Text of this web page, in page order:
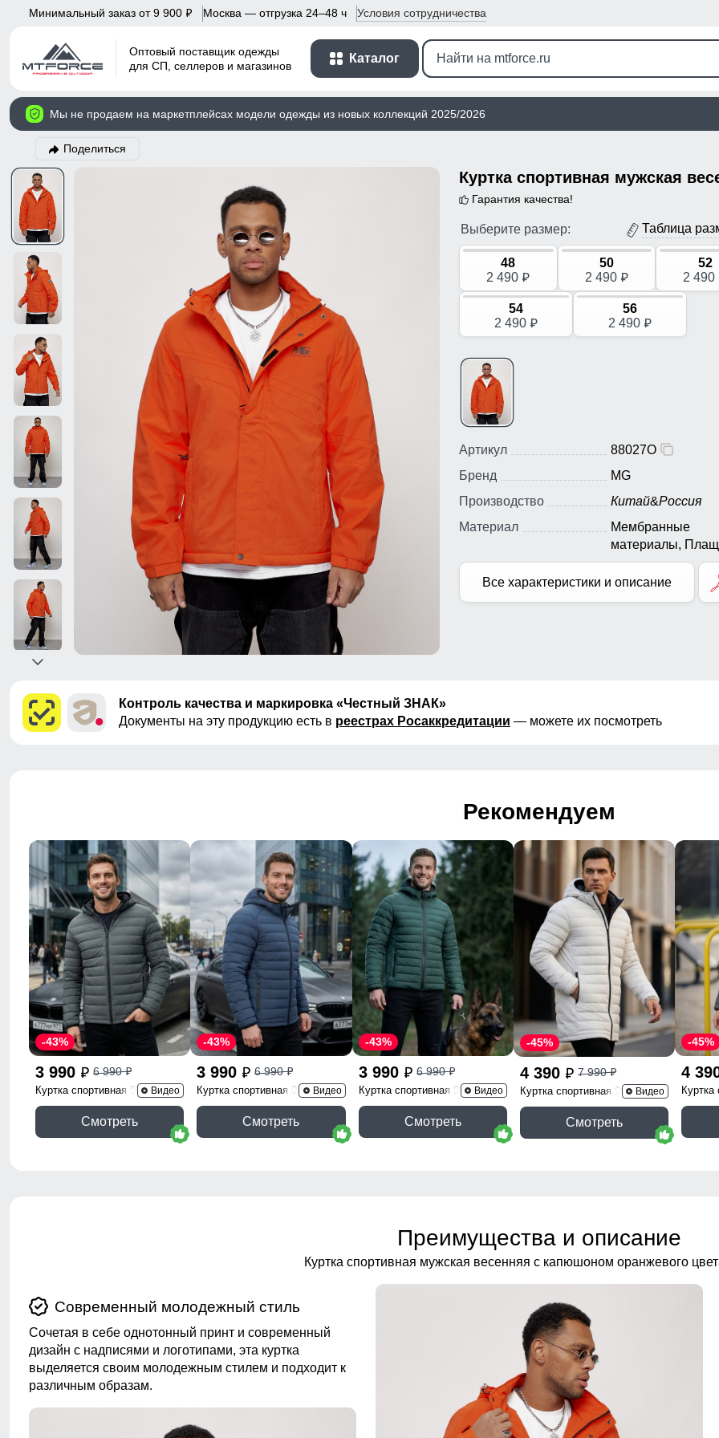
Минимальный заказ от 9 900 p Москва — отгрузка 24–48 ч Условия сотрудничества
Оптовый поставщик одежды
для СП, селлеров и магазинов
Каталог
Мы не продаем на маркетплейсах модели одежды из новых коллекций 2025/2026
Поделиться
Гарантия качества!
Выберите размер: Таблица
48
2 490 p
50
2 490 p
52
2 490
54
2 490 p
56
2 490 p
Артикул
88027O
Бренд
MG
Производство
Китай&Россия
Материал
Мембранные
материалы,
Полиэстер,
Все характеристики и описание
Контроль качества и маркировка «Честный ЗНАК»
Документы на эту продукцию есть в реестрах Росаккредитации — можете их посмотреть
Рекомендуем
3 990 p 6 990p
-43%
Куртка спортивная 9623_1Kh
Видео
Смотреть
3 990 p 6 990p
-43%
Куртка спортивная 9623_1S
Видео
Смотреть
3 990 p 6 990p
-43%
Куртка спортивная 9625_1Z
Видео
Смотреть
4 390 p 7 990p
-45%
Куртка спортивная 9629_1B
Видео
Смотреть
4
-45%
Куртка
Преимущества и описание
Куртка спортивная мужская весенняя с капюшоном оранжевого
Современный молодежный стиль
Сочетая в себе однотонный принт и современный
дизайн с надписями и логотипами, эта куртка
выделяется своим молодежным стилем и подходит к
различным образам.